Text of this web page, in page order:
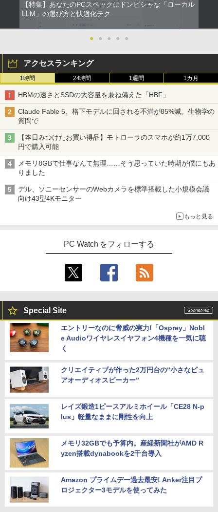
杖と剣のウィストリア（16） 【電子書
￥594
3
町人Aは悪役令嬢をどうしても救いた
い〜どぶと空と氷の姫君〜 10【電子書
店共通特典イラスト付】 【電子書籍】[
目黒三吉 ]
4
キングダム 80 （ヤングジャンプコミッ
クス） [ 原 泰久 ]
￥770
￥12,936
【特集】あなたのPCスペックにドンピシャな「ローカル
LLM」の選び方と快適化テク
● ● ● ● ●
アクセスランキング
1時間 24時間 1週間 1カ月
HBMの速さとSSDの大容量を兼ね備えた「HBF」
Claude Fable 5、格下モデルに回される不満が85%減。生物学の
質問で
【本日みつけたお買い得品】モトローラのスマホが約1万7,000
円で購入可能
メモリ8GBで仕事なんて無理……そう思っていた時期が僕にもあ
りました
デル、ソニーセンサーのWebカメラを標準搭載した小規模会議
向け43型4Kモニター
もっと見る
PC Watch をフォローする
Special Site
エントリーなのに脅威の実力!「Osprey」Nobl
e Audioワイヤレスイヤフォン4機種を一気に聴
く
クリエイティブが作った2万円台の“小さなピュ
アオーディオスピーカー”
レイズ鍛造1ピースアルミホイール「CE28 N-p
lus」軽量なままに剛性を向上
メモリ32GBでも予算内。産経新聞社がAMD R
yzen搭載dynabookを2千台導入
Amazon プライムデー過去最安! Anker注目プ
ロジェクター3モデルを使ってみた